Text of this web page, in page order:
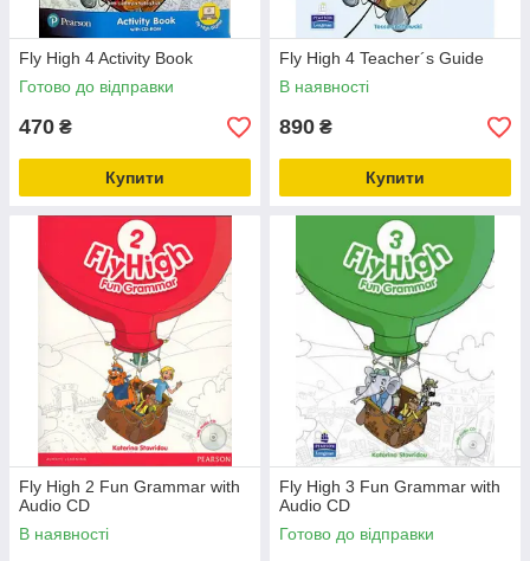
Fly High 4 Activity Book
Готово до відправки
470 ₴
Купити
Fly High 4 Teacher´s Guide
В наявності
890 ₴
Купити
Fly High 2 Fun Grammar with
Audio CD
В наявності
Fly High 3 Fun Grammar with
Audio CD
Готово до відправки